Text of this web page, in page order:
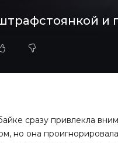
и
сразу привлекла
но она